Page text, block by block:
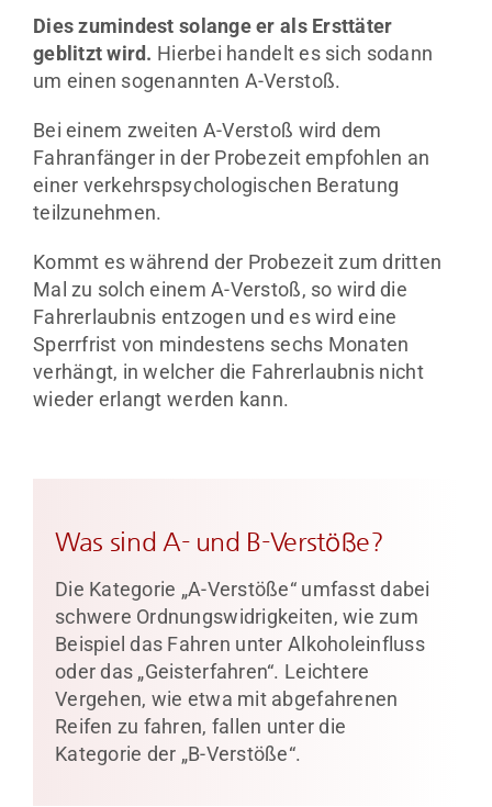
Dies zumindest solange er als Ersttäter
geblitzt wird. Hierbei handelt es sich sodann
um einen sogenannten A-Verstoß.
Bei einem zweiten A-Verstoß wird dem
Fahranfänger in der Probezeit empfohlen an
einer verkehrspsychologischen Beratung
teilzunehmen.
Kommt es während der Probezeit zum dritten
Mal zu solch einem A-Verstoß, so wird die
Fahrerlaubnis entzogen und es wird eine
Sperrfrist von mindestens sechs Monaten
verhängt, in welcher die Fahrerlaubnis nicht
wieder erlangt werden kann.
Was sind A- und B-Verstöße?
Die Kategorie „A-Verstöße“ umfasst dabei
schwere Ordnungswidrigkeiten, wie zum
Beispiel das Fahren unter Alkoholeinfluss
oder das „Geisterfahren“. Leichtere
Vergehen, wie etwa mit abgefahrenen
Reifen zu fahren, fallen unter die
Kategorie der „B-Verstöße“.